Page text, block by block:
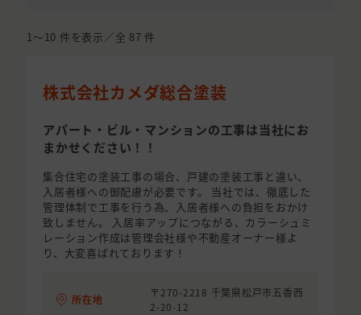
1〜10 件を表示／全 87 件
株式会社カメダ総合塗装
アパート・ビル・マンションの工事は当社にお
まかせください！！
集合住宅の塗装工事の場合、戸建の塗装工事と違い、
入居者様への御配慮が必要です。 当社では、徹底した
管理体制で工事を行う為、入居者様への負担をおかけ
致しません。 入居率アップにつながる、カラーシュミ
レーション作成は管理会社様や不動産オーナー様よ
り、大変喜ばれております！
所在地
〒270-2218 千葉県松戸市五香西
2-20-12